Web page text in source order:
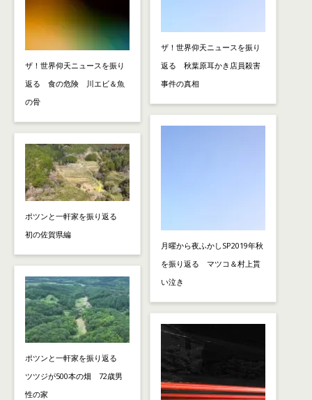
ザ！世界仰天ニュースを振り
返る 食の危険 川エビ＆魚
の骨
ポツンと一軒家を振り返る
初の佐賀県編
ポツンと一軒家を振り返る
ツツジが500本の畑 72歳男
性の家
ザ！世界仰天ニュースを振り
返る 秋葉原耳かき店員殺害
事件の真相
月曜から夜ふかしSP2019年秋
を振り返る マツコ＆村上貰
い泣き